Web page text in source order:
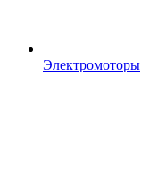
Электромоторы